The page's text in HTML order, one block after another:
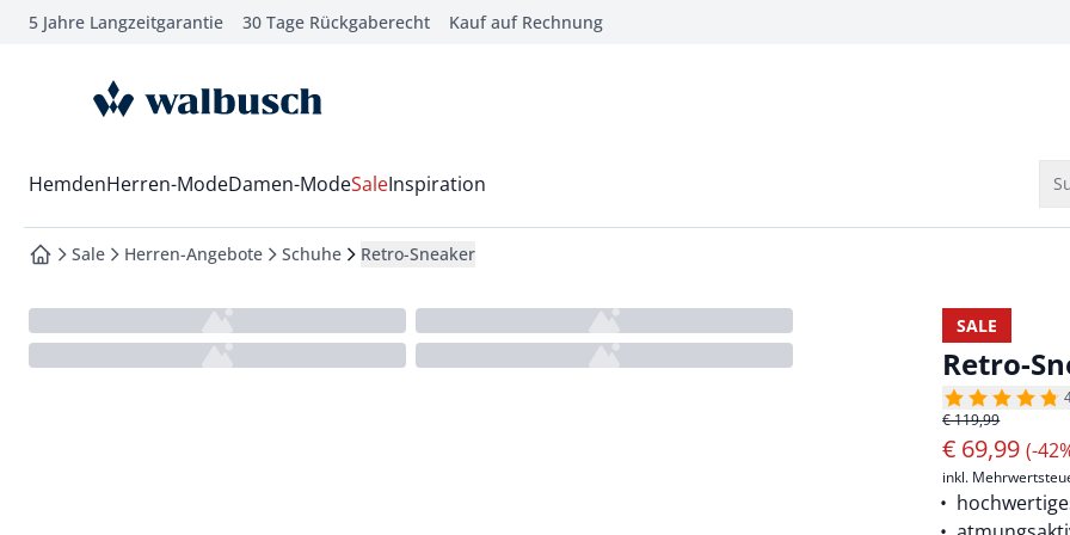
springen
springen
springen
5 Jahre Langzeitgarantie 30 Tage Rückgaberecht Kauf auf Rechnung
zur Startseite
Wechsel in das Menü mit Pfeil-Runter Taste
HemdenHerren-ModeDamen-ModeSaleInspiration
zur Startseite
Sale Herren-Angebote Schuhe Retro-Sneaker
SALE
Retro-
€ 119,99
€ 69,99(-
inkl.